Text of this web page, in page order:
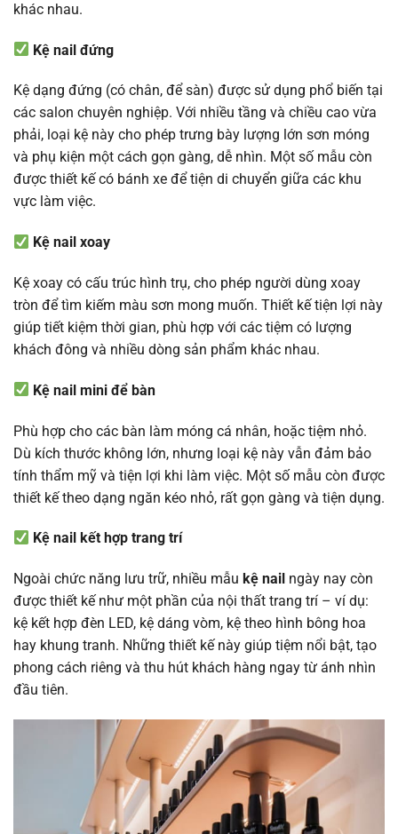
khác nhau.
Kệ nail đứng
Kệ dạng đứng (có chân, để sàn) được sử dụng phổ biến tại
các salon chuyên nghiệp. Với nhiều tầng và chiều cao vừa
phải, loại kệ này cho phép trưng bày lượng lớn sơn móng
và phụ kiện một cách gọn gàng, dễ nhìn. Một số mẫu còn
được thiết kế có bánh xe để tiện di chuyển giữa các khu
vực làm việc.
Kệ nail xoay
Kệ xoay có cấu trúc hình trụ, cho phép người dùng xoay
tròn để tìm kiếm màu sơn mong muốn. Thiết kế tiện lợi này
giúp tiết kiệm thời gian, phù hợp với các tiệm có lượng
khách đông và nhiều dòng sản phẩm khác nhau.
Kệ nail mini để bàn
Phù hợp cho các bàn làm móng cá nhân, hoặc tiệm nhỏ.
Dù kích thước không lớn, nhưng loại kệ này vẫn đảm bảo
tính thẩm mỹ và tiện lợi khi làm việc. Một số mẫu còn được
thiết kế theo dạng ngăn kéo nhỏ, rất gọn gàng và tiện dụng.
Kệ nail kết hợp trang trí
Ngoài chức năng lưu trữ, nhiều mẫu kệ nail ngày nay còn
được thiết kế như một phần của nội thất trang trí – ví dụ:
kệ kết hợp đèn LED, kệ dáng vòm, kệ theo hình bông hoa
hay khung tranh. Những thiết kế này giúp tiệm nổi bật, tạo
phong cách riêng và thu hút khách hàng ngay từ ánh nhìn
đầu tiên.